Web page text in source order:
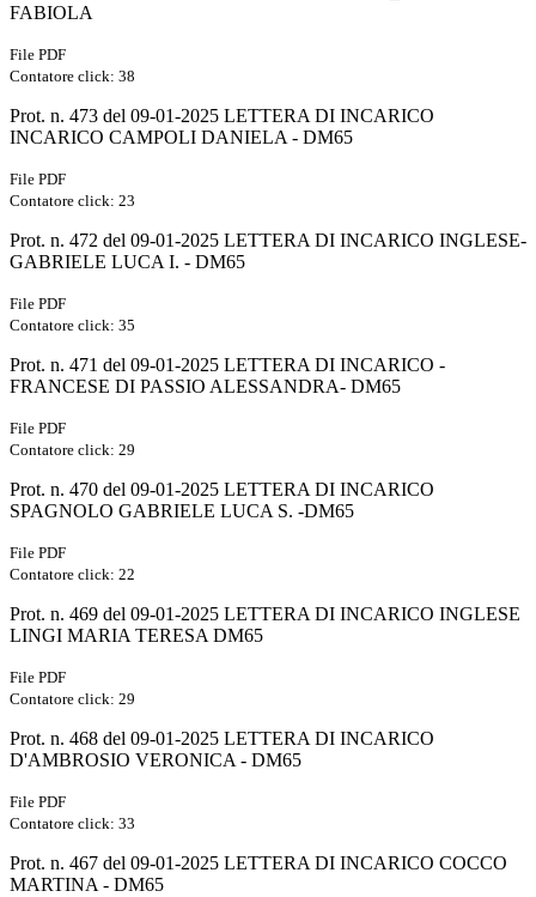
FABIOLA
File PDF
Contatore click: 38
Prot. n. 473 del 09-01-2025 LETTERA DI INCARICO
INCARICO CAMPOLI DANIELA - DM65
File PDF
Contatore click: 23
Prot. n. 472 del 09-01-2025 LETTERA DI INCARICO INGLESE-
GABRIELE LUCA I. - DM65
File PDF
Contatore click: 35
Prot. n. 471 del 09-01-2025 LETTERA DI INCARICO -
FRANCESE DI PASSIO ALESSANDRA- DM65
File PDF
Contatore click: 29
Prot. n. 470 del 09-01-2025 LETTERA DI INCARICO
SPAGNOLO GABRIELE LUCA S. -DM65
File PDF
Contatore click: 22
Prot. n. 469 del 09-01-2025 LETTERA DI INCARICO INGLESE
LINGI MARIA TERESA DM65
File PDF
Contatore click: 29
Prot. n. 468 del 09-01-2025 LETTERA DI INCARICO
D'AMBROSIO VERONICA - DM65
File PDF
Contatore click: 33
Prot. n. 467 del 09-01-2025 LETTERA DI INCARICO COCCO
MARTINA - DM65